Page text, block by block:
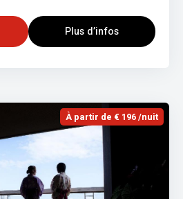
Plus d’infos
À partir de € 196 /nuit